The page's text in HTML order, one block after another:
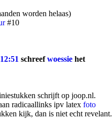
worden helaas)
#10
schreefwoessie het
schrijft op joop.nl.
radicaallinks ipv latex foto
kijk, dan is niet echt revelant.